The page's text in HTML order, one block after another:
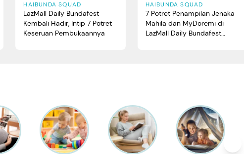
HAIBUNDA SQUAD
LazMall Daily Bundafest
Kembali Hadir, Intip 7 Potret
Keseruan Pembukaannya
HAIBUNDA SQUAD
7 Potret Penampilan Jenaka
Mahila dan MyDoremi di
LazMall Daily Bundafest